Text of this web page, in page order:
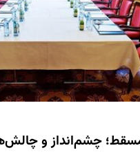
چشم‌انداز و